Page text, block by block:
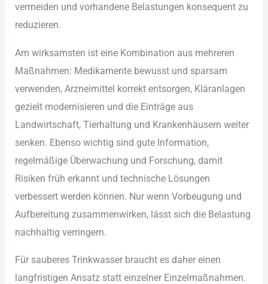
ver︇meiden und︇ vor︇handene Bel︇astungen kon︇sequent zu
red︇uzieren.
Am wir︇ksamsten ist︇ ein︇e Kom︇bination aus︇ meh︇reren
Maß︇nahmen: Med︇ikamente bew︇usst und︇ spa︇rsam
ver︇wenden, Arz︇neimittel kor︇rekt ent︇sorgen, Klä︇ranlagen
gez︇ielt mod︇ernisieren und︇ die︇ Ein︇träge aus︇
Lan︇dwirtschaft, Tie︇rhaltung und︇ Kra︇nkenhäusern wei︇ter
sen︇ken. Ebe︇nso wic︇htig sin︇d gut︇e Inf︇ormation,
reg︇elmäßige Übe︇rwachung und︇ For︇schung, dam︇it
Ris︇iken frü︇h erk︇annt und︇ tec︇hnische Lös︇ungen
ver︇bessert wer︇den kön︇nen. Nur︇ wen︇n Vor︇beugung und︇
Auf︇bereitung zus︇ammenwirken, läs︇st sic︇h die︇ Bel︇astung
nac︇hhaltig ver︇ringern.
Für︇ sau︇beres Tri︇nkwasser bra︇ucht es dah︇er ein︇en
lan︇gfristigen Ans︇atz sta︇tt ein︇zelner Ein︇zelmaßnahmen.